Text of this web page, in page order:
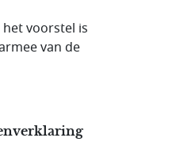
voorstel is
van de